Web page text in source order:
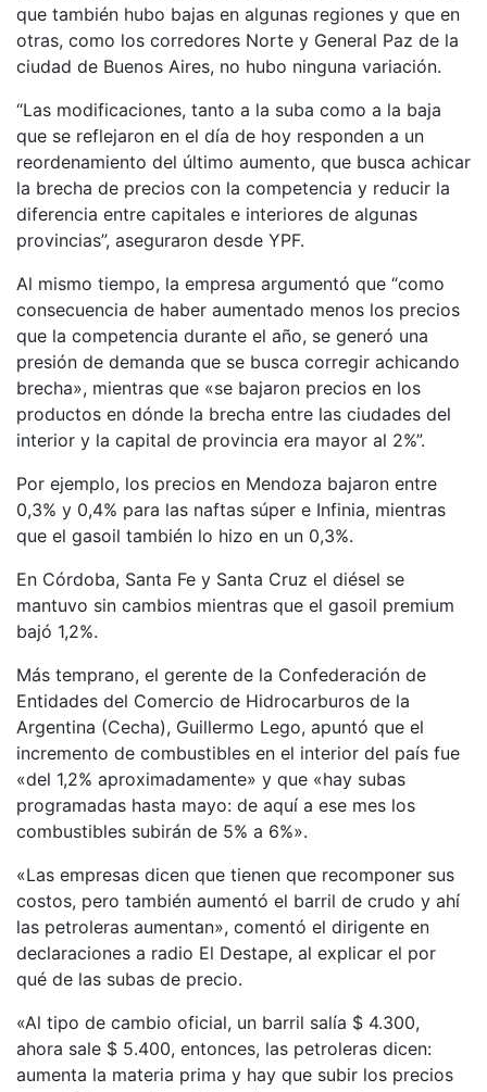
que también hubo bajas en algunas regiones y que en
otras, como los corredores Norte y General Paz de la
ciudad de Buenos Aires, no hubo ninguna variación.
“Las modificaciones, tanto a la suba como a la baja
que se reflejaron en el día de hoy responden a un
reordenamiento del último aumento, que busca achicar
la brecha de precios con la competencia y reducir la
diferencia entre capitales e interiores de algunas
provincias”, aseguraron desde YPF.
Al mismo tiempo, la empresa argumentó que “como
consecuencia de haber aumentado menos los precios
que la competencia durante el año, se generó una
presión de demanda que se busca corregir achicando
brecha», mientras que «se bajaron precios en los
productos en dónde la brecha entre las ciudades del
interior y la capital de provincia era mayor al 2%”.
Por ejemplo, los precios en Mendoza bajaron entre
0,3% y 0,4% para las naftas súper e Infinia, mientras
que el gasoil también lo hizo en un 0,3%.
En Córdoba, Santa Fe y Santa Cruz el diésel se
mantuvo sin cambios mientras que el gasoil premium
bajó 1,2%.
Más temprano, el gerente de la Confederación de
Entidades del Comercio de Hidrocarburos de la
Argentina (Cecha), Guillermo Lego, apuntó que el
incremento de combustibles en el interior del país fue
«del 1,2% aproximadamente» y que «hay subas
programadas hasta mayo: de aquí a ese mes los
combustibles subirán de 5% a 6%».
«Las empresas dicen que tienen que recomponer sus
costos, pero también aumentó el barril de crudo y ahí
las petroleras aumentan», comentó el dirigente en
declaraciones a radio El Destape, al explicar el por
qué de las subas de precio.
«Al tipo de cambio oficial, un barril salía $ 4.300,
ahora sale $ 5.400, entonces, las petroleras dicen:
aumenta la materia prima y hay que subir los precios